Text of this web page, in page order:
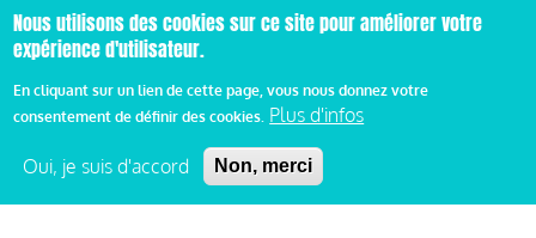
ACCÈS RAPIDE
Les rencontres
Les ressources
Nous utilisons des cookies sur ce site pour améliorer votre
expérience d'utilisateur.
En cliquant sur un lien de cette page, vous nous donnez votre
consentement de définir des cookies. Plus d'infos
Oui, je suis d'accord Non, merci